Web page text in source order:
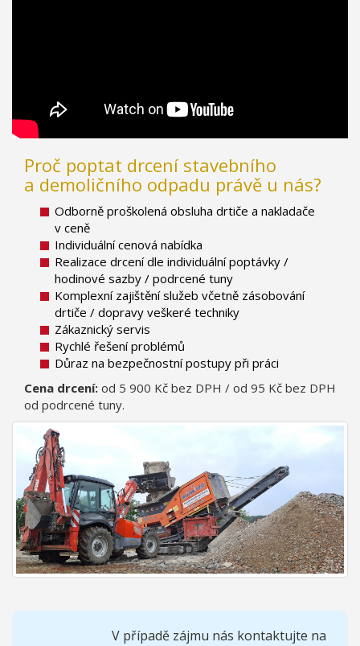
Proč poptat drcení stavebního
a demoličního odpadu právě u nás?
Odborně proškolená obsluha drtiče a nakladače
v ceně
Individuální cenová nabídka
Realizace drcení dle individuální poptávky /
hodinové sazby / podrcené tuny
Komplexní zajištění služeb včetně zásobování
drtiče / dopravy veškeré techniky
Zákaznický servis
Rychlé řešení problémů
Důraz na bezpečnostní postupy při práci
Cena drcení: od 5 900 Kč bez DPH / od 95 Kč bez DPH
od podrcené tuny.
V případě zájmu nás kontaktujte na